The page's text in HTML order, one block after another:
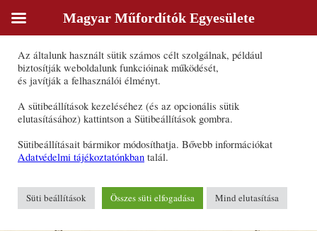
1 sima 1 fordított: Könyvcsere Kövesdi
Miklóssal és Varró Dániellel
2024. január 19., 11:00
A Szépírók Társasága és a Magyar Műfordítók Egyesülete közös
sorozatának idei évadát február 7-én szerdán folytatjuk, 19 órai
Budapest, Piarista köz 1.)
Kövesdi Miklós műfordító vendége Varró Dániel költő, a Túl a
Sütik
Az általunk használt sütik számos célt szolgálnak, például
biztosítják weboldalunk funkcióinak működését,
és javítják a felhasználói élményt.
A sütibeállítások kezeléséhez (és az opcionális sütik
elutasításához) kattintson a Sütibeállítások gombra.
Sütibeállításait bármikor módosíthatja. Bővebb információkat
Adatvédelmi tájékoztatónkban talál.
Süti beállítások Összes süti elfogadása Mind elutasítása
Magyar Műfordítók Egyesülete